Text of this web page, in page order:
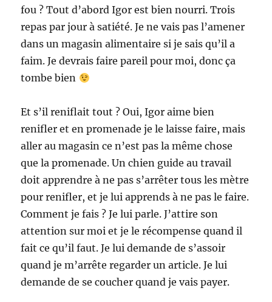
fou ? Tout d’abord Igor est bien nourri. Trois
repas par jour à satiété. Je ne vais pas l’amener
dans un magasin alimentaire si je sais qu’il a
faim. Je devrais faire pareil pour moi, donc ça
tombe bien
Et s’il reniflait tout ? Oui, Igor aime bien
renifler et en promenade je le laisse faire, mais
aller au magasin ce n’est pas la même chose
que la promenade. Un chien guide au travail
doit apprendre à ne pas s’arrêter tous les mètre
pour renifler, et je lui apprends à ne pas le faire.
Comment je fais ? Je lui parle. J’attire son
attention sur moi et je le récompense quand il
fait ce qu’il faut. Je lui demande de s’assoir
quand je m’arrête regarder un article. Je lui
demande de se coucher quand je vais payer.